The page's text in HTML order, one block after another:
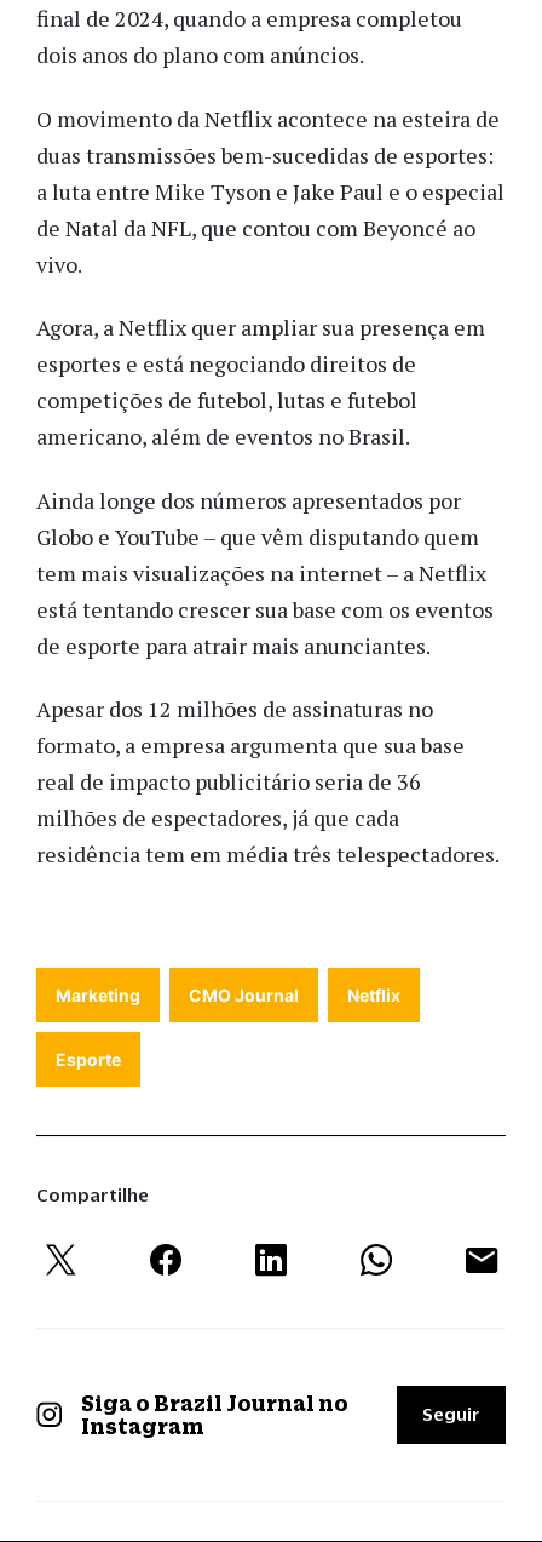
final de 2024, quando a empresa completou
dois anos do plano com anúncios.
O movimento da Netflix acontece na esteira de
duas transmissões bem-sucedidas de esportes:
a luta entre Mike Tyson e Jake Paul e o especial
de Natal da NFL, que contou com Beyoncé ao
vivo.
Agora, a Netflix quer ampliar sua presença em
esportes e está negociando direitos de
competições de futebol, lutas e futebol
americano, além de eventos no Brasil.
Ainda longe dos números apresentados por
Globo e YouTube – que vêm disputando quem
tem mais visualizações na internet – a Netflix
está tentando crescer sua base com os eventos
de esporte para atrair mais anunciantes.
Apesar dos 12 milhões de assinaturas no
formato, a empresa argumenta que sua base
real de impacto publicitário seria de 36
milhões de espectadores, já que cada
residência tem em média três telespectadores.
Marketing CMO Journal Netflix
Esporte
Compartilhe
Siga o Brazil Journal no
Instagram
Seguir